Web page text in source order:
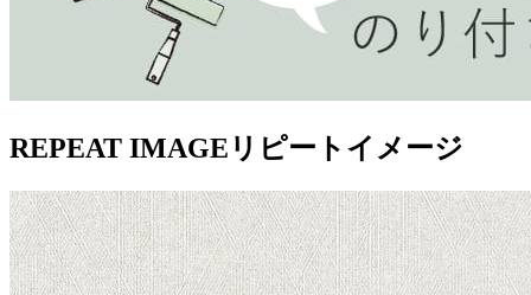
REPEAT IMAGE リピートイメージ